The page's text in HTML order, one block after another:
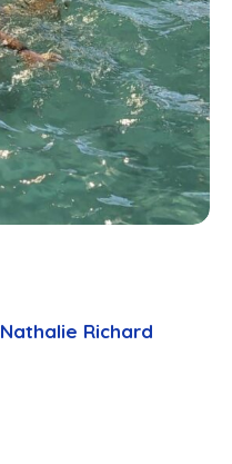
Nathalie Richard